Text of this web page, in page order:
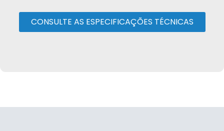
CONSULTE AS ESPECIFICAÇÕES TÉCNICAS